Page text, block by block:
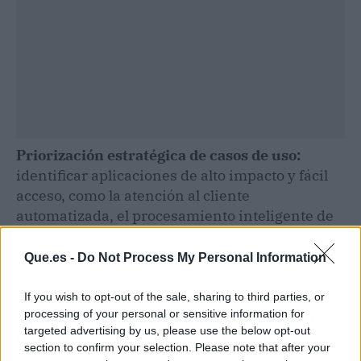
Que.es - Do Not Process My Personal Information
If you wish to opt-out of the sale, sharing to third parties, or
processing of your personal or sensitive information for
targeted advertising by us, please use the below opt-out
section to confirm your selection. Please note that after your
Priorización estratégica de casos de uso:
identificar aplicaciones de alto impacto y fácil
acceso, como la atención al cliente
automatizada, el procesamiento inteligente de
permite obtener resultados rápidos que
¿Cuál es la barrera más importante para la
implementación de IA a gran escala?